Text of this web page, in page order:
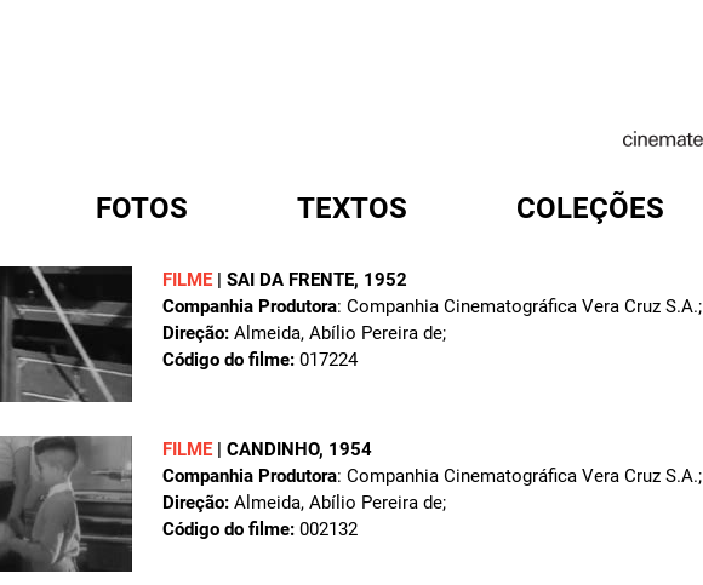
FOTOS TEXTOS COLEÇÕES
FILME | SAI DA FRENTE, 1952
Companhia Produtora: Companhia Cinematográfica Vera Cruz S.A.;
Direção: Almeida, Abílio Pereira de;
Código do filme: 017224
FILME | CANDINHO, 1954
Companhia Produtora: Companhia Cinematográfica Vera Cruz S.A.;
Direção: Almeida, Abílio Pereira de;
Código do filme: 002132